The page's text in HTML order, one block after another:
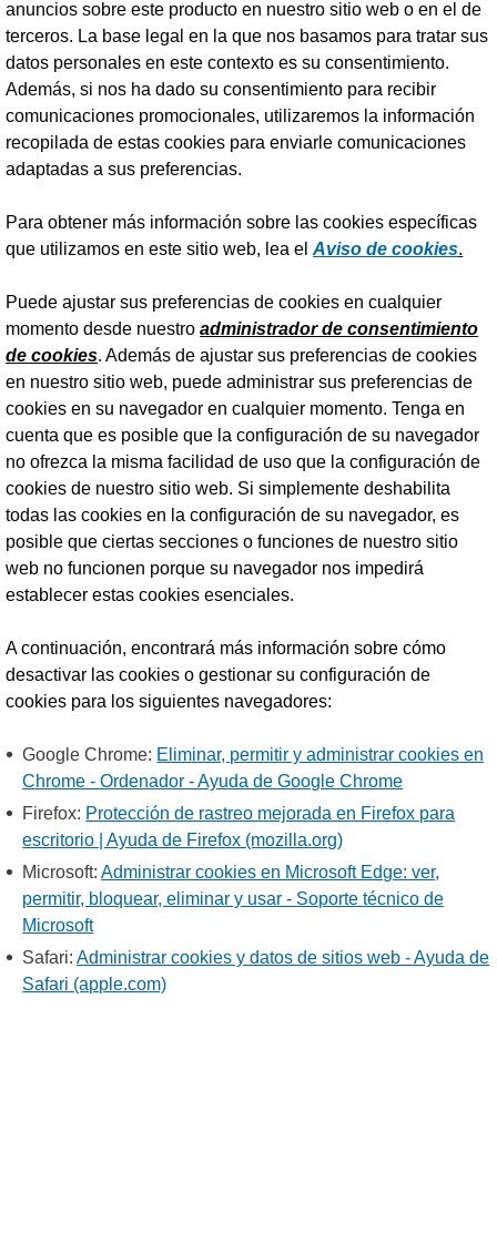
anuncios sobre este producto en nuestro sitio web o en el de
terceros. La base legal en la que nos basamos para tratar sus
datos personales en este contexto es su consentimiento.
Además, si nos ha dado su consentimiento para recibir
comunicaciones promocionales, utilizaremos la información
recopilada de estas cookies para enviarle comunicaciones
adaptadas a sus preferencias.
Para obtener más información sobre las cookies específicas
que utilizamos en este sitio web, lea elAviso de cookies.
Puede ajustar sus preferencias de cookies en cualquier
momento desde nuestroadministrador de consentimiento
de cookies. Además de ajustar sus preferencias de cookies
en nuestro sitio web, puede administrar sus preferencias de
cookies en su navegador en cualquier momento. Tenga en
cuenta que es posible que la configuración de su navegador
no ofrezca la misma facilidad de uso que la configuración de
cookies de nuestro sitio web. Si simplemente deshabilita
todas las cookies en la configuración de su navegador, es
posible que ciertas secciones o funciones de nuestro sitio
web no funcionen porque su navegador nos impedirá
establecer estas cookies esenciales.
A continuación, encontrará más información sobre cómo
desactivar las cookies o gestionar su configuración de
cookies para los siguientes navegadores:
Google Chrome: Eliminar, permitir y administrar cookies en
Chrome - Ordenador - Ayuda de Google Chrome
Firefox: Protección de rastreo mejorada en Firefox para
escritorio | Ayuda de Firefox (mozilla.org)
Microsoft:Administrar cookies en Microsoft Edge: ver,
permitir, bloquear, eliminar y usar - Soporte técnico de
Microsoft
Safari:Administrar cookies y datos de sitios web - Ayuda de
Safari (apple.com)